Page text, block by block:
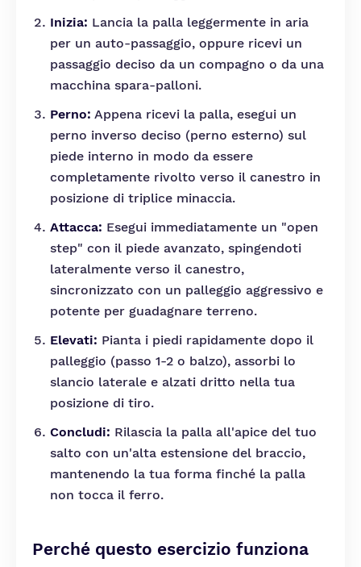
Inizia: Lancia la palla leggermente in aria
per un auto-passaggio, oppure ricevi un
passaggio deciso da un compagno o da una
macchina spara-palloni.
Perno: Appena ricevi la palla, esegui un
perno inverso deciso (perno esterno) sul
piede interno in modo da essere
completamente rivolto verso il canestro in
posizione di triplice minaccia.
Attacca: Esegui immediatamente un "open
step" con il piede avanzato, spingendoti
lateralmente verso il canestro,
sincronizzato con un palleggio aggressivo e
potente per guadagnare terreno.
Elevati: Pianta i piedi rapidamente dopo il
palleggio (passo 1-2 o balzo), assorbi lo
slancio laterale e alzati dritto nella tua
posizione di tiro.
Concludi: Rilascia la palla all'apice del tuo
salto con un'alta estensione del braccio,
mantenendo la tua forma finché la palla
non tocca il ferro.
Perché questo esercizio funziona